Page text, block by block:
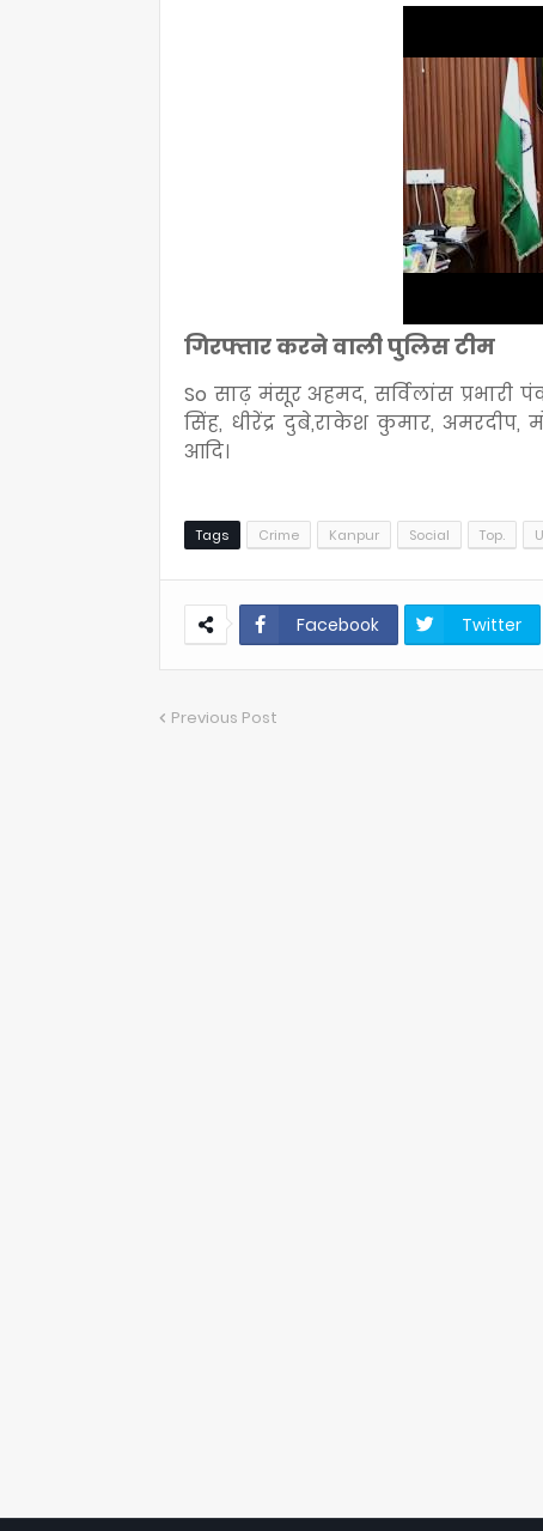
गिरफ्तार करने वाली पुलिस टीम
So साढ़ मंसूर अहमद, सर्विलांस प्रभारी
सिंह, धीरेंद्र दुबे,राकेश कुमार, अमरदीप,
आदि।
Tags Crime Kanpur Social Top.
Facebook Twitter
Previous Post